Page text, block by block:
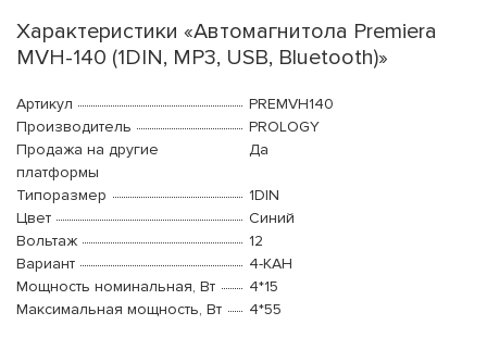
Характеристики «Автомагнитола Premiera
MVH-140 (1DIN, MP3, USB, Bluetooth)»
Артикул
PREMVH140
Производитель
PROLOGY
Продажа на другие
платформы
Да
Типоразмер
1DIN
Цвет
Синий
Вольтаж
12
Вариант
4-КАН
Мощность номинальная, Вт
4*15
Максимальная мощность, Вт
4*55